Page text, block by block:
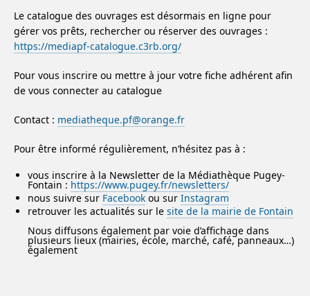
Le catalogue des ouvrages est désormais en ligne pour
gérer vos prêts, rechercher ou réserver des ouvrages :
https://mediapf-catalogue.c3rb.org/
Pour vous inscrire ou mettre à jour votre fiche adhérent afin
de vous connecter au catalogue
Contact : mediatheque.pf@orange.fr
Pour être informé régulièrement, n’hésitez pas à :
vous inscrire à la Newsletter de la Médiathèque Pugey-
Fontain : https://www.pugey.fr/newsletters/
nous suivre sur Facebook ou sur Instagram
retrouver les actualités sur le site de la mairie de Fontain
Nous diffusons également par voie d’affichage dans
plusieurs lieux (mairies, école, marché, café, panneaux…)
également